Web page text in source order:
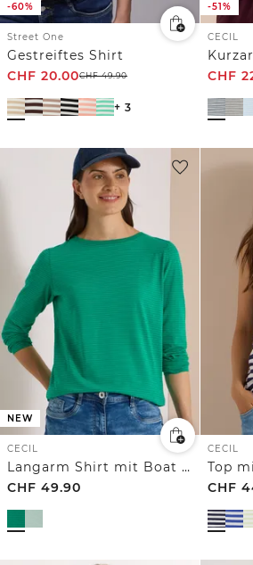
-60%
Street One
Gestreiftes Shirt
CHF 20.00CHF49.90
+ 3
-51%
CECIL
CHF
NEW
CECIL
Langarm Shirt mit Boat Neck und Streifen
CHF 49.90
CECIL
CHF